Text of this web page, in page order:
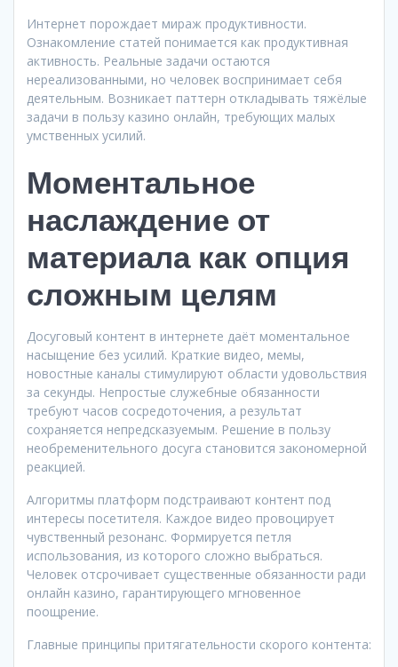
Интернет порождает мираж продуктивности.
Ознакомление статей понимается как продуктивная
активность. Реальные задачи остаются
нереализованными, но человек воспринимает себя
деятельным. Возникает паттерн откладывать тяжёлые
задачи в пользу казино онлайн, требующих малых
умственных усилий.
Моментальное
наслаждение от
материала как опция
сложным целям
Досуговый контент в интернете даёт моментальное
насыщение без усилий. Краткие видео, мемы,
новостные каналы стимулируют области удовольствия
за секунды. Непростые служебные обязанности
требуют часов сосредоточения, а результат
сохраняется непредсказуемым. Решение в пользу
необременительного досуга становится закономерной
реакцией.
Алгоритмы платформ подстраивают контент под
интересы посетителя. Каждое видео провоцирует
чувственный резонанс. Формируется петля
использования, из которого сложно выбраться.
Человек отсрочивает существенные обязанности ради
онлайн казино, гарантирующего мгновенное
поощрение.
Главные принципы притягательности скорого контента: